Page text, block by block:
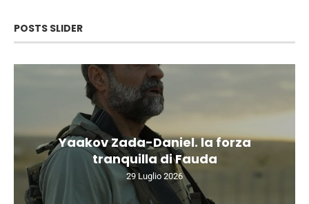
POSTS SLIDER
Yaakov Zada-Daniel. la forza
tranquilla di Fauda
29 Luglio 2026